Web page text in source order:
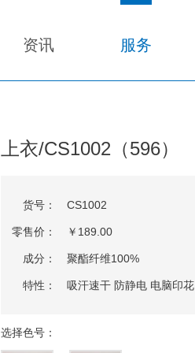
资讯 服务
上衣/CS1002（596）
货号： CS1002
零售价： ￥189.00
成分： 聚酯纤维100%
特性： 吸汗速干 防静电 电脑印花
选择色号：